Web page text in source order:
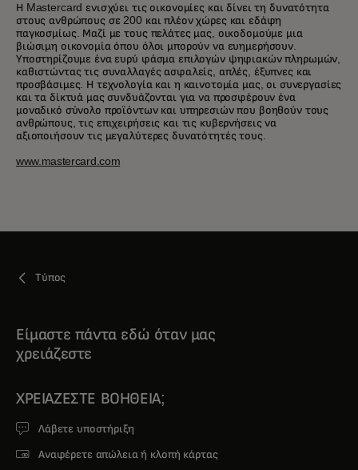
Η Mastercard ενισχύει τις οικονομίες και δίνει τη δυνατότητα
στους ανθρώπους σε 200 και πλέον χώρες και εδάφη
παγκοσμίως. Μαζί με τους πελάτες μας, οικοδομούμε μια
βιώσιμη οικονομία όπου όλοι μπορούν να ευημερήσουν.
Υποστηρίζουμε ένα ευρύ φάσμα επιλογών ψηφιακών πληρωμών,
καθιστώντας τις συναλλαγές ασφαλείς, απλές, έξυπνες και
προσβάσιμες. Η τεχνολογία και η καινοτομία μας, οι συνεργασίες
και τα δίκτυά μας συνδυάζονται για να προσφέρουν ένα
μοναδικό σύνολο προϊόντων και υπηρεσιών που βοηθούν τους
ανθρώπους, τις επιχειρήσεις και τις κυβερνήσεις να
αξιοποιήσουν τις μεγαλύτερες δυνατότητές τους.
www.mastercard.com
Τύπος
Είμαστε πάντα εδώ όταν μας
χρειάζεστε
ΧΡΕΙΆΖΕΣΤΕ ΒΟΉΘΕΙΑ;
Λάβετε υποστήριξη
Αναφέρετε απώλεια ή κλοπή κάρτας